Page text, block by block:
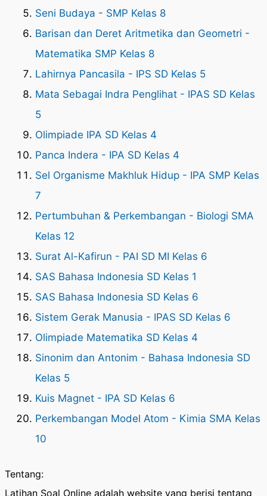
Seni Budaya - SMP Kelas 8
Barisan dan Deret Aritmetika dan Geometri -
Matematika SMP Kelas 8
Lahirnya Pancasila - IPS SD Kelas 5
Mata Sebagai Indra Penglihat - IPAS SD Kelas
5
Olimpiade IPA SD Kelas 4
Panca Indera - IPA SD Kelas 4
Sel Organisme Makhluk Hidup - IPA SMP Kelas
7
Pertumbuhan & Perkembangan - Biologi SMA
Kelas 12
Surat Al-Kafirun - PAI SD MI Kelas 6
SAS Bahasa Indonesia SD Kelas 1
SAS Bahasa Indonesia SD Kelas 6
Sistem Gerak Manusia - IPAS SD Kelas 6
Olimpiade Matematika SD Kelas 4
Sinonim dan Antonim - Bahasa Indonesia SD
Kelas 5
Kuis Magnet - IPA SD Kelas 6
Perkembangan Model Atom - Kimia SMA Kelas
10
Tentang:
Latihan Soal Online adalah website yang berisi tentang